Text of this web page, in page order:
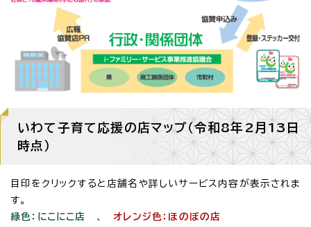
いわて子育て応援の店マップ（令和8年2月13日
時点）
目印をクリックすると店舗名や詳しいサービス内容が表示されま
す。
緑色：にこにこ店
、 オレンジ色：ほのぼの店